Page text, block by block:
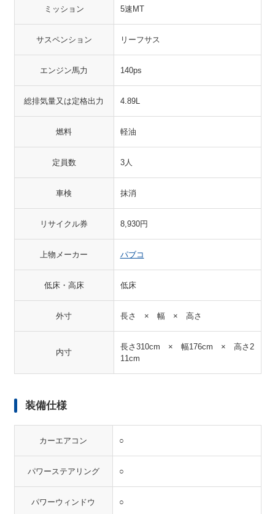
ミッション 5速MT
サスペンション リーフサス
エンジン馬力 140ps
総排気量又は定格出力 4.89L
燃料 軽油
定員数 3人
車検 抹消
リサイクル券 8,930円
上物メーカー パブコ
低床・高床 低床
外寸 長さ × 幅 × 高さ
内寸
長さ310cm × 幅176cm × 高さ2
11cm
装備仕様
カーエアコン ○
パワーステアリング ○
パワーウィンドウ ○